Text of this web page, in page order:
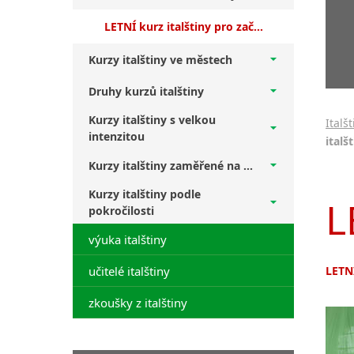
LETNÍ kurz italštiny pro začátečníky (LETNÍ It1)
Kurzy italštiny ve městech
Druhy kurzů italštiny
Kurzy italštiny s velkou
intenzitou
Kurzy italštiny zaměřené na ...
Kurzy italštiny podle
pokročilosti
výuka italštiny
učitelé italštiny
zkoušky z italštiny